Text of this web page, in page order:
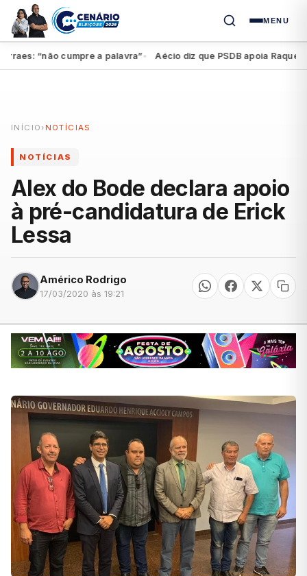
MENU
“não cumpre a palavra”● Aécio diz que PSDB apoia Raquel,
INÍCIO › NOTÍCIAS
NOTÍCIAS
Alex do Bode declara apoio
à pré-candidatura de Erick
Lessa
Américo Rodrigo
17/03/2020 às 19:21